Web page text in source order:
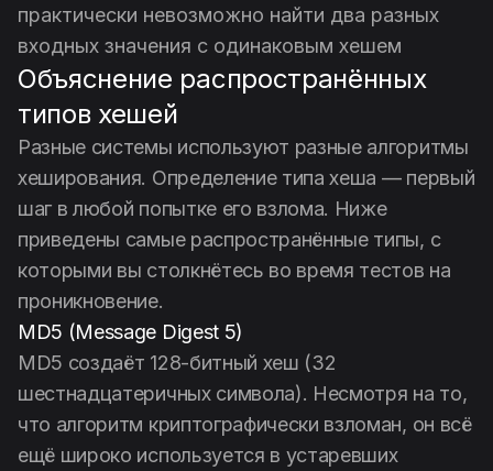
практически невозможно найти два разных
входных значения с одинаковым хешем
Объяснение распространённых
типов хешей
Разные системы используют разные алгоритмы
хеширования. Определение типа хеша — первый
шаг в любой попытке его взлома. Ниже
приведены самые распространённые типы, с
которыми вы столкнётесь во время тестов на
проникновение.
MD5 (Message Digest 5)
MD5 создаёт 128-битный хеш (32
шестнадцатеричных символа). Несмотря на то,
что алгоритм криптографически взломан, он всё
ещё широко используется в устаревших